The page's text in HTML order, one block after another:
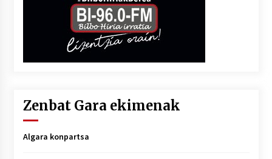
Zenbat Gara ekimenak
Algara konpartsa